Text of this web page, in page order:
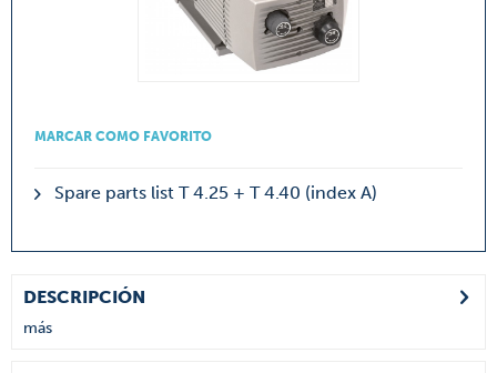
MARCAR COMO FAVORITO
Spare parts list T 4.25 + T 4.40 (index A)
DESCRIPCIÓN
más